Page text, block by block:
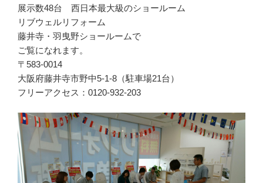
展示数48台 西日本最大級のショールーム
リブウェルリフォーム
藤井寺・羽曳野ショールームで
ご覧になれます。
〒583-0014
大阪府藤井寺市野中5-1-8（駐車場21台）
フリーアクセス：0120-932-203